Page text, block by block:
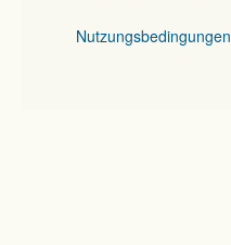
Nutzungsbedingungen